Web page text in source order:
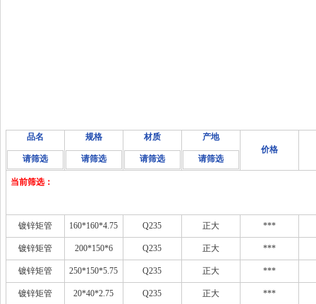
品名
请筛选
规格
请筛选
材质
请筛选
产地
请筛选
价格
当前筛选：
镀锌矩管 160*160*4.75 Q235 正大 ***
镀锌矩管 200*150*6 Q235 正大 ***
镀锌矩管 250*150*5.75 Q235 正大 ***
镀锌矩管 20*40*2.75 Q235 正大 ***